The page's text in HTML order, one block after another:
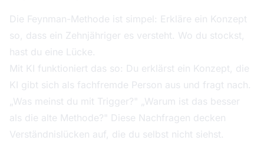
Die Feynman-Methode ist simpel: Erkläre ein Konzept
so, dass ein Zehnjähriger es versteht. Wo du stockst,
hast du eine Lücke.
Mit KI funktioniert das so: Du erklärst ein Konzept, die
KI gibt sich als fachfremde Person aus und fragt nach.
„Was meinst du mit Trigger?" „Warum ist das besser
als die alte Methode?" Diese Nachfragen decken
Verständnislücken auf, die du selbst nicht siehst.